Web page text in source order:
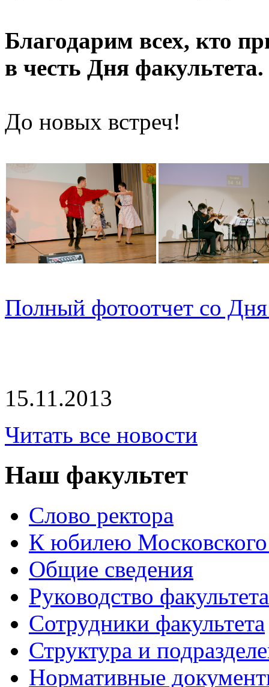
Благодарим всех, кто
в честь Дня факультета.
До новых встреч!
Полный фотоотчет со Дня
15.11.2013
Читать все новости
Наш факультет
Слово ректора
К юбилею Московского
Общие сведения
Руководство факультета
Сотрудники факультета
Структура и
Нормативные